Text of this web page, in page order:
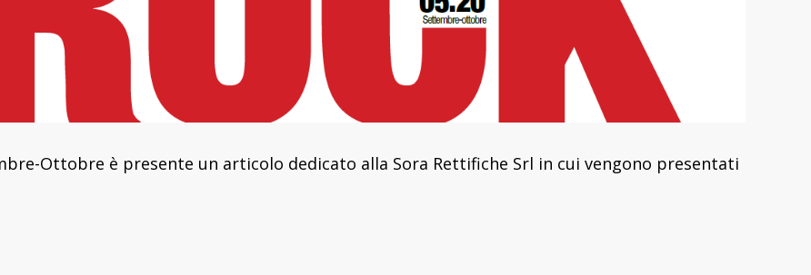
Ottobre è presente un articolo dedicato alla Sora Rettifiche Srl in cui vengono presentati